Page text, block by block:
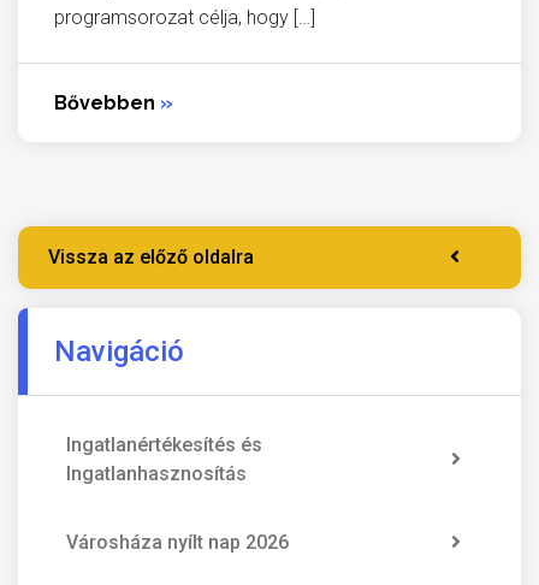
programsorozat célja, hogy […]
Bővebben »
Vissza az előző oldalra
Navigáció
Ingatlanértékesítés és
Ingatlanhasznosítás
Városháza nyílt nap 2026